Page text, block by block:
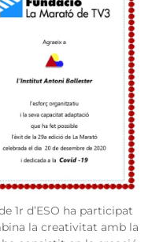
1r d’ESO ha participat
la creativitat amb la